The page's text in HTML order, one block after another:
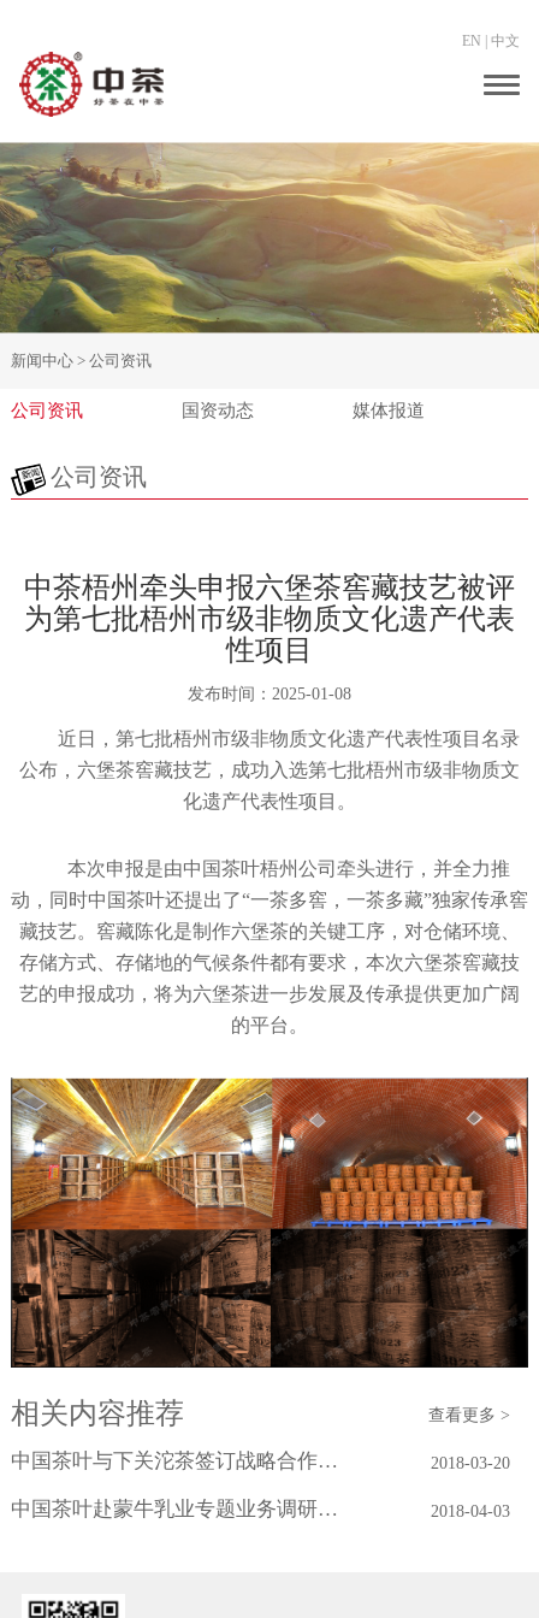
EN 中文
新闻中心 > 公司资讯
公司资讯 国资动态 媒体报道
公司资讯
中茶梧州牵头申报六堡茶窖藏技艺被评
为第七批梧州市级非物质文化遗产代表
性项目
发布时间： 2025-01-08
近日，第七批梧州市级非物质文化遗产代表性项目名录
公布，六堡茶窖藏技艺，成功入选第七批梧州市级非物质文
化遗产代表性项目。
本次申报是由中国茶叶梧州公司牵头进行，并全力推
动，同时中国茶叶还提出了“一茶多窖，一茶多藏”独家传承窖
藏技艺。窖藏陈化是制作六堡茶的关键工序，对仓储环境、
存储方式、存储地的气候条件都有要求，本次六堡茶窖藏技
艺的申报成功，将为六堡茶进一步发展及传承提供更加广阔
的平台。
相关内容推荐 查看更多 >
中国茶叶与下关沱茶签订战略合作协议 2018-03-20
中国茶叶赴蒙牛乳业专题业务调研学习 2018-04-03